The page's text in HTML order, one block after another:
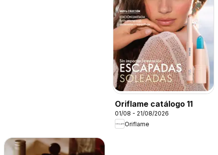
Oriflame catálogo 11
01/08 - 21/08/2026
Oriflame